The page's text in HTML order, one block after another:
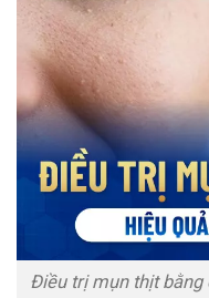
Điều trị mụn thịt bằng